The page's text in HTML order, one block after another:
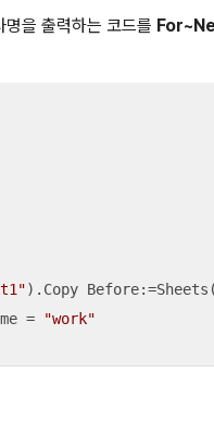
을 출력하는 코드를
).Copy Before:=Sheets(
= "work"
& 마지